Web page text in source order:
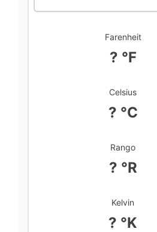
Farenheit
? °F
Celsius
? °C
Rango
? °R
Kelvin
? °K